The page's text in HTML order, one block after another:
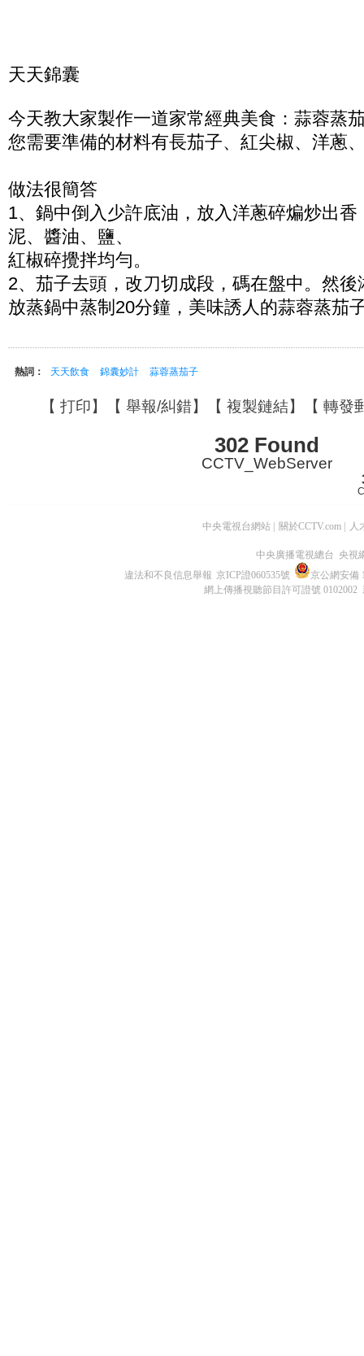
天天錦囊
今天教大家製作一道家常經典美食：蒜蓉蒸
您需要準備的材料有長茄子、紅尖椒、洋蔥
做法很簡答
1、鍋中倒入少許底油，放入洋蔥碎煸炒出
泥、醬油、鹽、
紅椒碎攪拌均勻。
2、茄子去頭，改刀切成段，碼在盤中。然
放蒸鍋中蒸制20分鐘，美味誘人的蒜蓉蒸茄
熱詞： 天天飲食 錦囊妙計 蒜蓉蒸茄子
【 打印】【 舉報/糾錯】【 複製鏈結】【 轉發
302 Found
CCTV_WebServer
中央電視台網站 關於CCTV.com 人
中央廣播電視總台 央視
違法和不良信息舉報 京ICP證060535號
京公網安備
網上傳播視聽節目許可證號 0102002